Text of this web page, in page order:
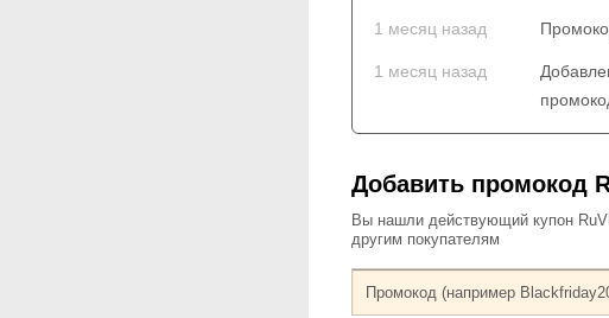
1 месяц назад
1 месяц назад
Добавить промокод
Вы нашли действующий купон
другим покупателям